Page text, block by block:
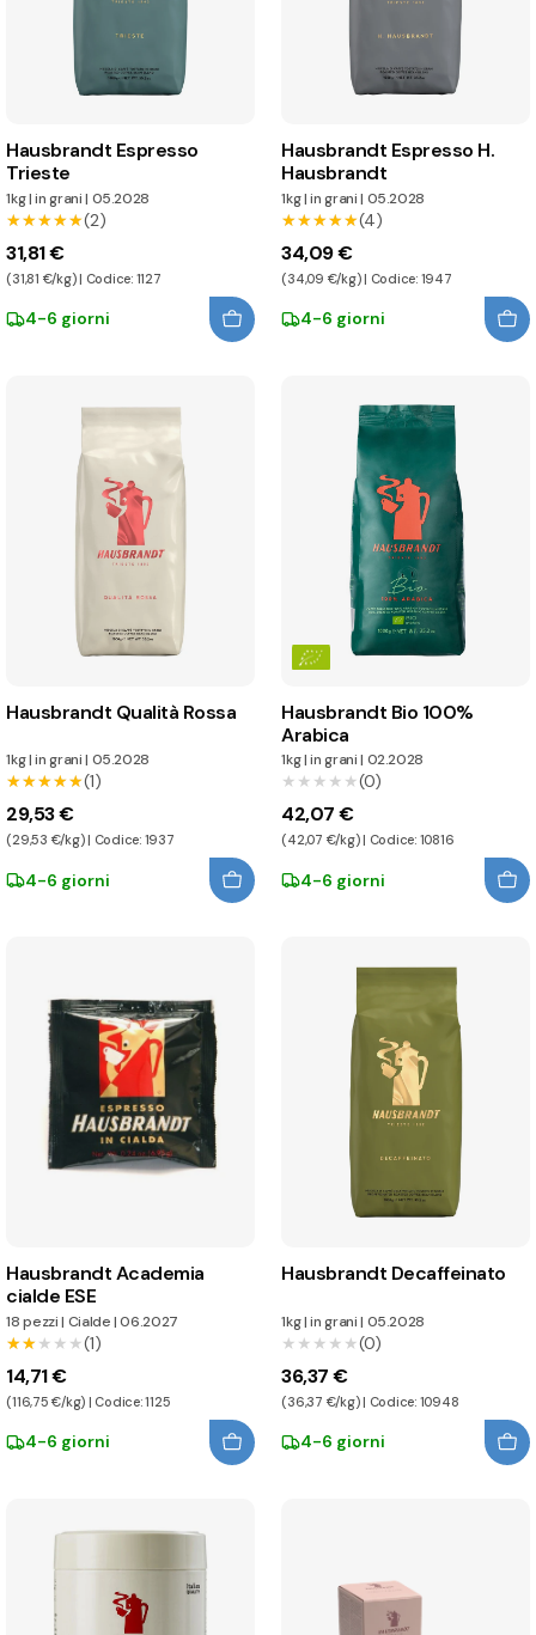
Hausbrandt Espresso
Trieste
1kg|in grani| 05.2028
★★★★★
★★★★★(2)
31,81 €
(31,81 €/kg) | Codice: 1127
4-6 giorni
Hausbrandt Espresso H.
Hausbrandt
1kg|in grani| 05.2028
★★★★★
★★★★★(4)
34,09 €
(34,09 €/kg) | Codice: 1947
4-6 giorni
Hausbrandt Qualità Rossa
1kg|in grani| 05.2028
★★★★★
★★★★★(1)
29,53 €
(29,53 €/kg) | Codice: 1937
4-6 giorni
Hausbrandt Bio 100%
Arabica
1kg|in grani| 02.2028
★★★★★
★★★★★(0)
42,07 €
(42,07 €/kg) | Codice: 10816
4-6 giorni
Hausbrandt Academia
cialde ESE
18 pezzi| Cialde|06.2027
★★★★★
★★★★★(1)
14,71 €
(116,75 €/kg) | Codice: 1125
4-6 giorni
Hausbrandt Decaffeinato
1kg|in grani| 05.2028
★★★★★
★★★★★(0)
36,37 €
(36,37 €/kg) | Codice: 10948
4-6 giorni